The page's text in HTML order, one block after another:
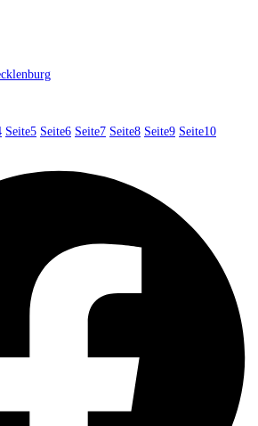
Seite5 Seite6 Seite7 Seite8 Seite9 Seite10